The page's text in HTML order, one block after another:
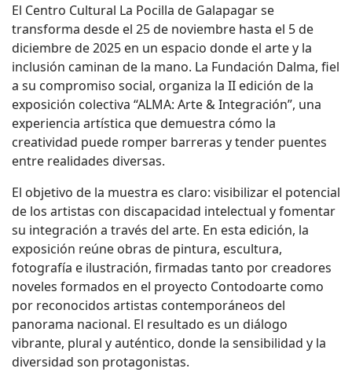
El Centro Cultural La Pocilla de Galapagar se
transforma desde el 25 de noviembre hasta el 5 de
diciembre de 2025 en un espacio donde el arte y la
inclusión caminan de la mano. La Fundación Dalma, fiel
a su compromiso social, organiza la II edición de la
exposición colectiva “ALMA: Arte & Integración”, una
experiencia artística que demuestra cómo la
creatividad puede romper barreras y tender puentes
entre realidades diversas.
El objetivo de la muestra es claro: visibilizar el potencial
de los artistas con discapacidad intelectual y fomentar
su integración a través del arte. En esta edición, la
exposición reúne obras de pintura, escultura,
fotografía e ilustración, firmadas tanto por creadores
noveles formados en el proyecto Contodoarte como
por reconocidos artistas contemporáneos del
panorama nacional. El resultado es un diálogo
vibrante, plural y auténtico, donde la sensibilidad y la
diversidad son protagonistas.